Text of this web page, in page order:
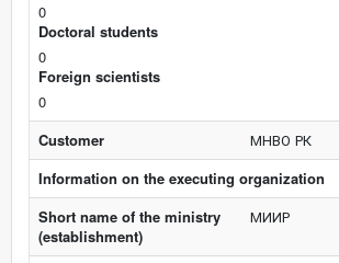
0
Doctoral students
0
Foreign scientists
0
Customer
МНВО РК
Information on the executing organization
Short name of the ministry
(establishment)
МИИР